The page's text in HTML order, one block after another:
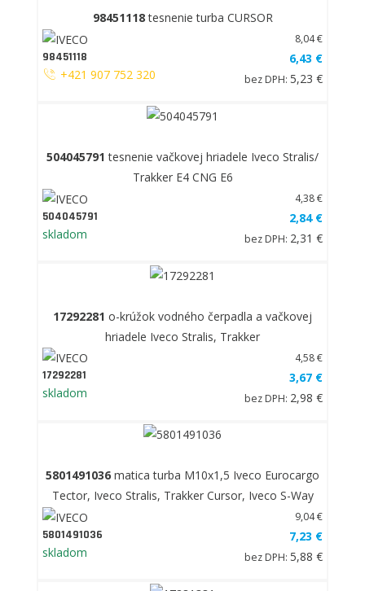
98451118tesnenie turba CURSOR
98451118
+421 907 752 320
8,04 €
6,43 €
bez DPH: 5,23 €
504045791 tesnenie vačkovej hriadele Iveco Stralis/
Trakker E4 CNG E6
504045791
skladom
4,38 €
2,84 €
bez DPH: 2,31 €
17292281 o-krúžok vodného čerpadla a vačkovej
hriadele Iveco Stralis, Trakker
17292281
skladom
4,58 €
3,67 €
bez DPH: 2,98 €
5801491036 matica turba M10x1,5 Iveco Eurocargo
Tector, Iveco Stralis, Trakker Cursor, Iveco S-Way
5801491036
skladom
9,04 €
7,23 €
bez DPH: 5,88 €